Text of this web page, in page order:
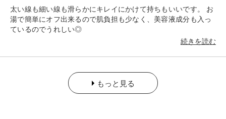
太い線も細い線も滑らかにキレイにかけて持ちもいいです。 お
湯で簡単にオフ出来るので肌負担も少なく、美容液成分も入っ
ているのでうれしい◎
続きを読む
もっと見る